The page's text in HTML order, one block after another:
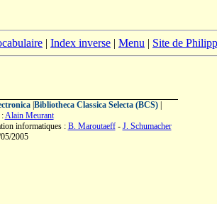
| Index inverse | Menu | Site de
| Bibliotheca Classica Selecta (BCS)|
:Alain Meurant
informatiques : B. Maroutaeff- J. Schumacher
2005